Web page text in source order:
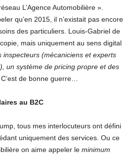
L’Agence Automobilière ».
qu’en 2015, il n’existait pas encore
des particuliers. Louis-Gabriel de
mais uniquement au sens digital
inspecteurs (mécaniciens et experts
un système de pricing propre et des
. C’est de bonne guerre…
au B2C
tous mes interlocuteurs ont défini
uniquement des services. Ou ce
on aime appeler le minimum